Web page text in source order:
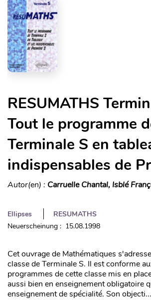
RESUMATHS
Tout le programme
Terminale S en
indispensables de
Autor(en) : Carruelle Chantal, Isblé
Ellipses
RESUMATHS
Neuerscheinung : 15.08.1998
Cet ouvrage de Mathématiques
classe de Terminale S. Il est conforme
programmes de cette classe mis en
aussi bien en enseignement obligatoire
enseignement de spécialité. Son objecti...